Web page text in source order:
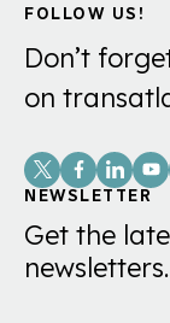
FOLLOW US!
Don’t
on
Social
Links
NEWSLETTER
Get the
newsletters.